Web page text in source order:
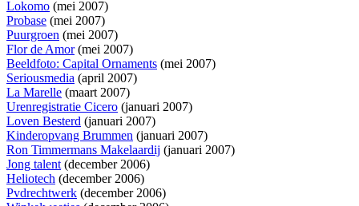
Lokomo (mei 2007)
Probase (mei 2007)
Puurgroen (mei 2007)
Flor de Amor(mei 2007)
Beeldfoto: Capital Ornaments (mei 2007)
Seriousmedia (april 2007)
La Marelle (maart 2007)
Urenregistratie Cicero (januari 2007)
Loven Besterd (januari 2007)
Kinderopvang Brummen (januari 2007)
Ron Timmermans Makelaardij (januari 2007)
Jong talent(december 2006)
Heliotech (december 2006)
Pvdrechtwerk (december 2006)